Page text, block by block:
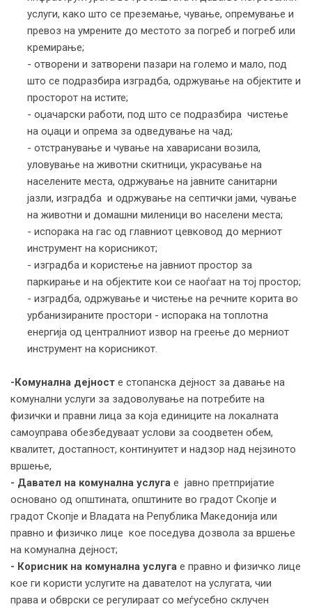
услуги, како што се преземање, чување, опремување и
превоз на умрените до местото за погреб и погреб или
кремирање;
- отворени и затворени пазари на големо и мало, под
што се подразбира изградба, одржување на објектите и
просторот на истите;
- оџачарски работи, под што се подразбира чистење
на оџаци и опрема за одведување на чад;
- отстранување и чување на хаварисани возила,
уловување на животни скитници, украсување на
населените места, одржување на јавните санитарни
јазли, изградба и одржување на септички јами, чување
на животни и домашни миленици во населени места;
- испорака на гас од главниот цевковод до мерниот
инструмент на корисникот;
- изградба и користење на јавниот простор за
паркирање и на објектите кои се наоѓаат на тој простор;
- изградба, одржување и чистење на речните корита во
урбанизираните простори - испорака на топлотна
енергија од централниот извор на греење до мерниот
инструмент на корисникот.
-Комунална дејност е стопанска дејност за давање на
комунални услуги за задоволување на потребите на
физички и правни лица за која единиците на локалната
самоуправа обезбедуваат услови за соодветен обем,
квалитет, достапност, континуитет и надзор над нејзиното
вршење,
- Давател на комунална услуга е јавно претпријатие
основано од општината, општините во градот Скопје и
градот Скопје и Владата на Република Македонија или
правно и физичко лице кое поседува дозвола за вршење
на комунална дејност;
- Корисник на комунална услуга е правно и физичко лице
кое ги користи услугите на давателот на услугата, чии
права и обврски се регулираат со меѓусебно склучен